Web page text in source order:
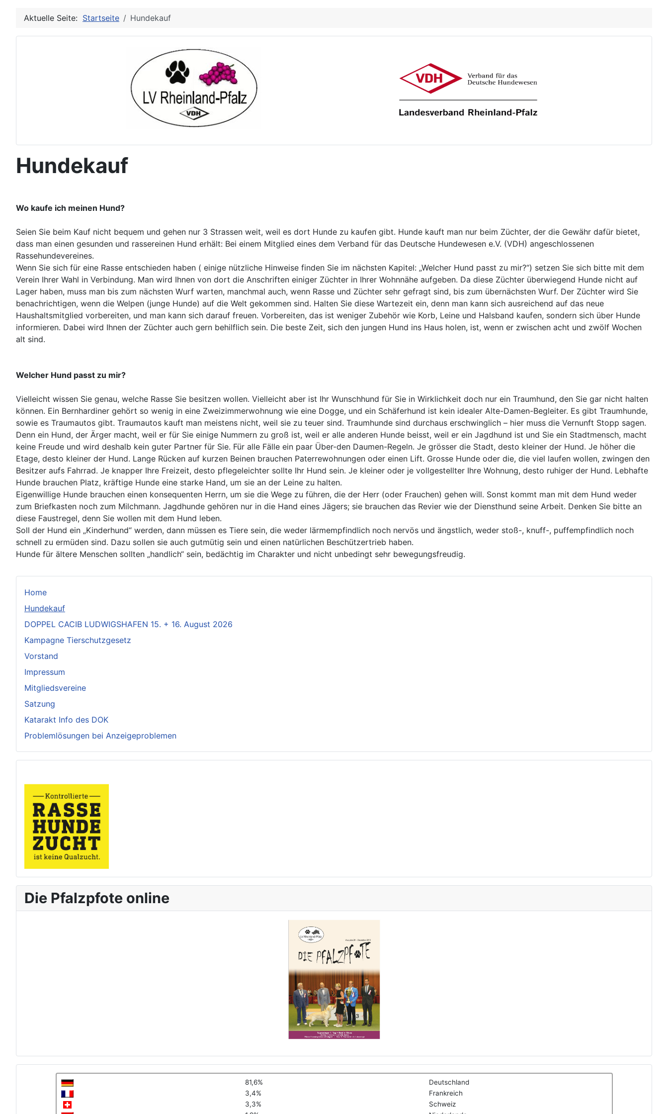
Home
Hundekauf
DOPPEL CACIB LUDWIGSHAFEN 15. + 16. August 2026
Kampagne Tierschutzgesetz
Vorstand
Impressum
Mitgliedsvereine
Satzung
Katarakt Info des DOK
Problemlösungen bei Anzeigeproblemen
Die Pfalzpfote online
81,6%
Deutschland
3,4%
Frankreich
3,3%
Schweiz
Aktuelle Seite: Startseite Hundekauf
Hundekauf
Wo kaufe ich meinen Hund?
Seien Sie beim Kauf nicht bequem und gehen nur 3 Strassen weit, weil es dort Hunde zu kaufen gibt. Hunde kauft man nur beim Züchter, der die Gewähr dafür bietet,
dass man einen gesunden und rassereinen Hund erhält: Bei einem Mitglied eines dem Verband für das Deutsche Hundewesen e.V. (VDH) angeschlossenen
Rassehundevereines.
Wenn Sie sich für eine Rasse entschieden haben ( einige nützliche Hinweise finden Sie im nächsten Kapitel: „Welcher Hund passt zu mir?“) setzen Sie sich bitte mit dem
Verein Ihrer Wahl in Verbindung. Man wird Ihnen von dort die Anschriften einiger Züchter in Ihrer Wohnnähe aufgeben. Da diese Züchter überwiegend Hunde nicht auf
Lager haben, muss man bis zum nächsten Wurf warten, manchmal auch, wenn Rasse und Züchter sehr gefragt sind, bis zum übernächsten Wurf. Der Züchter wird Sie
benachrichtigen, wenn die Welpen (junge Hunde) auf die Welt gekommen sind. Halten Sie diese Wartezeit ein, denn man kann sich ausreichend auf das neue
Haushaltsmitglied vorbereiten, und man kann sich darauf freuen. Vorbereiten, das ist weniger Zubehör wie Korb, Leine und Halsband kaufen, sondern sich über Hunde
informieren. Dabei wird Ihnen der Züchter auch gern behilflich sein. Die beste Zeit, sich den jungen Hund ins Haus holen, ist, wenn er zwischen acht und zwölf Wochen
alt sind.
Welcher Hund passt zu mir?
Vielleicht wissen Sie genau, welche Rasse Sie besitzen wollen. Vielleicht aber ist Ihr Wunschhund für Sie in Wirklichkeit doch nur ein Traumhund, den Sie gar nicht halten
können. Ein Bernhardiner gehört so wenig in eine Zweizimmerwohnung wie eine Dogge, und ein Schäferhund ist kein idealer Alte-Damen-Begleiter. Es gibt Traumhunde,
sowie es Traumautos gibt. Traumautos kauft man meistens nicht, weil sie zu teuer sind. Traumhunde sind durchaus erschwinglich – hier muss die Vernunft Stopp sagen.
Denn ein Hund, der Ärger macht, weil er für Sie einige Nummern zu groß ist, weil er alle anderen Hunde beisst, weil er ein Jagdhund ist und Sie ein Stadtmensch, macht
keine Freude und wird deshalb kein guter Partner für Sie. Für alle Fälle ein paar Über-den Daumen-Regeln. Je grösser die Stadt, desto kleiner der Hund. Je höher die
Etage, desto kleiner der Hund. Lange Rücken auf kurzen Beinen brauchen Paterrewohnungen oder einen Lift. Grosse Hunde oder die, die viel laufen wollen, zwingen den
Besitzer aufs Fahrrad. Je knapper Ihre Freizeit, desto pflegeleichter sollte Ihr Hund sein. Je kleiner oder je vollgestellter Ihre Wohnung, desto ruhiger der Hund. Lebhafte
Hunde brauchen Platz, kräftige Hunde eine starke Hand, um sie an der Leine zu halten.
Eigenwillige Hunde brauchen einen konsequenten Herrn, um sie die Wege zu führen, die der Herr (oder Frauchen) gehen will. Sonst kommt man mit dem Hund weder
zum Briefkasten noch zum Milchmann. Jagdhunde gehören nur in die Hand eines Jägers; sie brauchen das Revier wie der Diensthund seine Arbeit. Denken Sie bitte an
diese Faustregel, denn Sie wollen mit dem Hund leben.
Soll der Hund ein „Kinderhund“ werden, dann müssen es Tiere sein, die weder lärmempfindlich noch nervös und ängstlich, weder stoß-, knuff-, puffempfindlich noch
schnell zu ermüden sind. Dazu sollen sie auch gutmütig sein und einen natürlichen Beschützertrieb haben.
Hunde für ältere Menschen sollten „handlich“ sein, bedächtig im Charakter und nicht unbedingt sehr bewegungsfreudig.